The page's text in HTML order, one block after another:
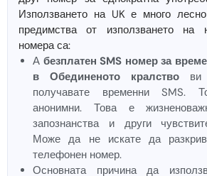
Използването на UK е много
предимства от използването на
номера са:
А безплатен SMS номер за
в Обединеното кралство ви
получавате временни SMS.
анонимни. Това е
запознанства и други
Може да не искате да
телефонен номер.
Основната причина да